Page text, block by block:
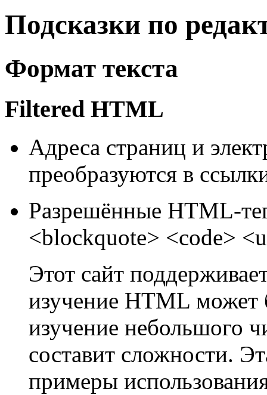
Подсказки по
Формат текста
Filtered HTML
Адреса страниц и
преобразуются в
Разрешённые HTML-
<blockquote> <code>
Этот сайт
изучение HTML может
изучение небольшого
составит сложности.
примеры